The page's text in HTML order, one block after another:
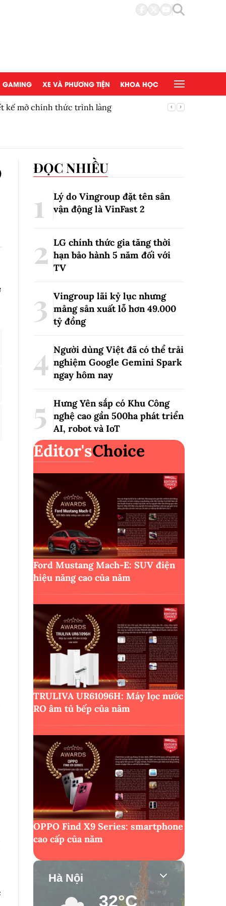
GAMING XE VÀ PHƯƠNG TIỆN KHOA HỌC
kế mở chính thức trình làng
ĐỌC NHIỀU
Lý do Vingroup đặt tên sân
vận động là VinFast2
LG chính thức gia tăng thời
hạn bảo hành 5 năm đối với
TV
Vingroup lãi kỷ lục nhưng
mảng sản xuất lỗ hơn 49.000
tỷ đồng
Người dùng Việt đã có thể trải
nghiệm Google Gemini Spark
ngay hôm nay
Hưng Yên sắp có Khu Công
nghệ cao gần 500ha phát triển
AI, robot và IoT
Editor'sChoice
Ford Mustang Mach-E: SUV điện
hiệu năng cao của năm
TRULIVA UR61096H: Máy lọc nước
RO âm tủ bếp của năm
OPPO Find X9 Series: smartphone
cao cấp của năm
Hà Nội
32°C